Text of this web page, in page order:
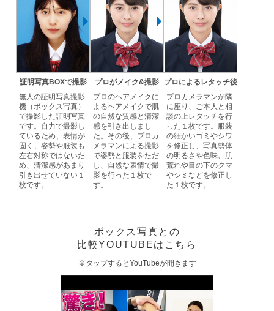
証明写真BOXで撮影
無人の証明写真撮影
機（ボックス写真）
で撮影した証明写真
です。自力で撮影し
ているため、表情が
固く、姿勢や服装も
左右対称ではないた
め、清潔感があまり
引き出せていない１
枚です。
プロがメイク&撮影
プロのヘアメイクに
よるヘアメイクで肌
の自然な質感と清潔
感を引き出しまし
た。その後、プロカ
メラマンによる撮影
で姿勢と服装をただ
し、自然な表情で撮
影を行った１枚で
す。
プロによるレタッチ後
プロカメラマンが隣
に座り、ご本人と相
談の上レタッチを行
った１枚です。服装
の細かいゴミやシワ
を修正し、写真勢体
の明るさや色味、肌
荒れや目の下のクマ
やシミなどを修正し
た１枚です。
ボックス写真との
比較YOUTUBEはこちら
※タップするとYouTubeが開きます